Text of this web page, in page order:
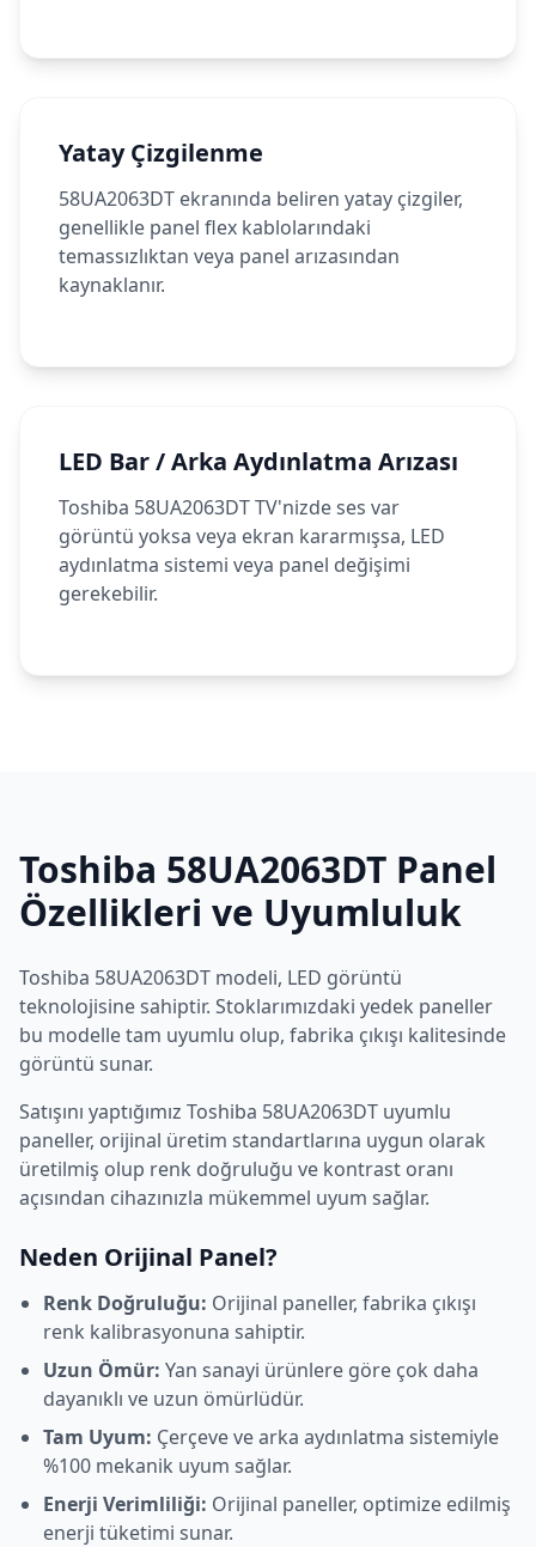
Yatay Çizgilenme
58UA2063DT ekranında beliren yatay çizgiler,
genellikle panel flex kablolarındaki
temassızlıktan veya panel arızasından
kaynaklanır.
LED Bar / Arka Aydınlatma Arızası
Toshiba 58UA2063DT TV'nizde ses var
görüntü yoksa veya ekran kararmışsa, LED
aydınlatma sistemi veya panel değişimi
gerekebilir.
Toshiba 58UA2063DT Panel
Özellikleri ve Uyumluluk
Toshiba 58UA2063DT modeli, LED görüntü
teknolojisine sahiptir. Stoklarımızdaki yedek paneller
bu modelle tam uyumlu olup, fabrika çıkışı kalitesinde
görüntü sunar.
Satışını yaptığımız Toshiba 58UA2063DT uyumlu
paneller, orijinal üretim standartlarına uygun olarak
üretilmiş olup renk doğruluğu ve kontrast oranı
açısından cihazınızla mükemmel uyum sağlar.
Neden Orijinal Panel?
Renk Doğruluğu: Orijinal paneller, fabrika çıkışı
renk kalibrasyonuna sahiptir.
Uzun Ömür: Yan sanayi ürünlere göre çok daha
dayanıklı ve uzun ömürlüdür.
Tam Uyum: Çerçeve ve arka aydınlatma sistemiyle
%100 mekanik uyum sağlar.
Enerji Verimliliği: Orijinal paneller, optimize edilmiş
enerji tüketimi sunar.